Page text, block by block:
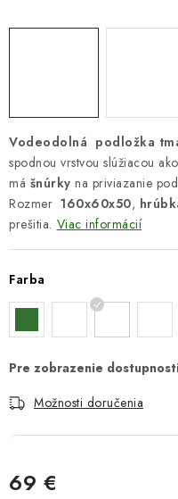
Vodeodolná podložka
spodnou vrstvou slúžiacou
má šnúrky na priviazanie
Rozmer 160x60x50,
prešitia. Viac informácií
Farba
Možnosti doručenia
69 €